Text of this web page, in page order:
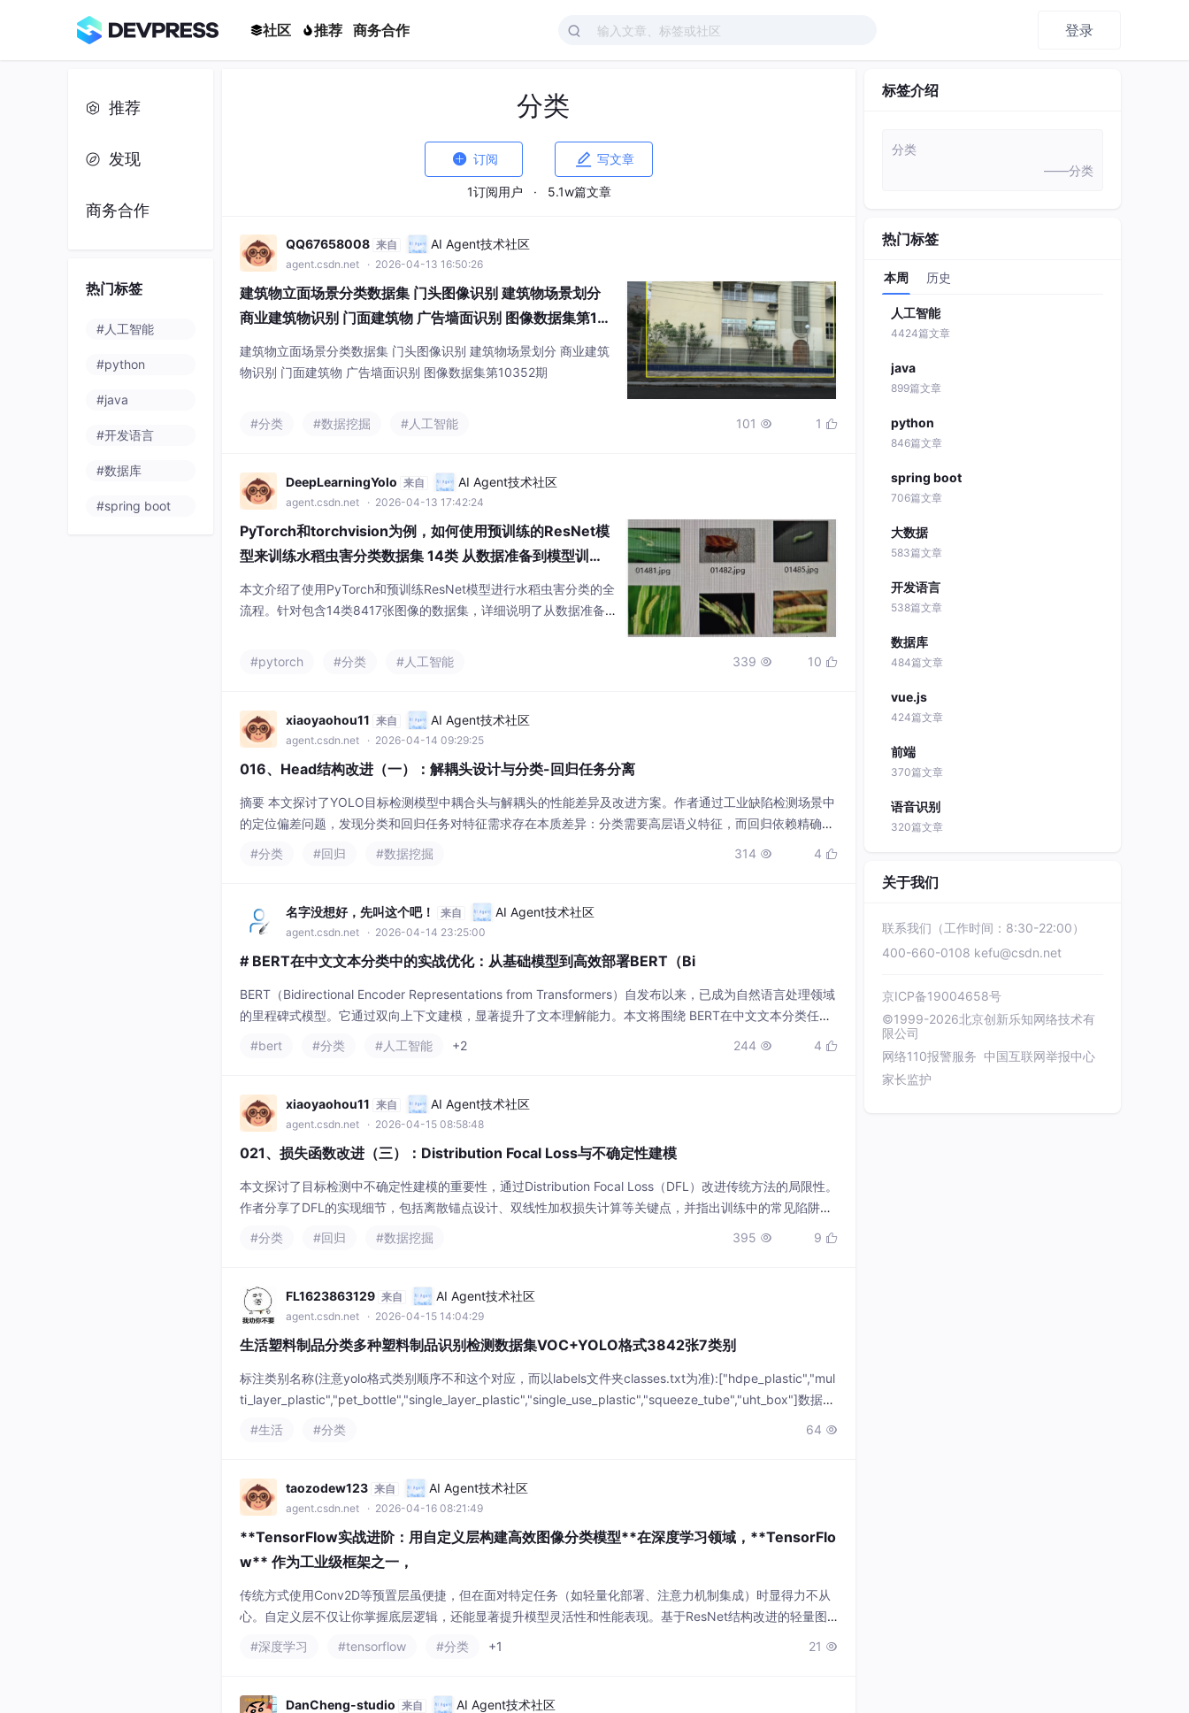
社区 推荐 商务合作 登录
推荐
发现
商务合作
热门标签
#人工智能
#python
#java
#开发语言
#数据库
#spring boot
分类
 订阅  写文章
1订阅用户 · 5.1w篇文章
QQ67658008 来自 AI Agent技术社区
agent.csdn.net · 2026-04-13 16:50:26
建筑物立面场景分类数据集 门头图像识别 建筑物场景划分
商业建筑物识别 门面建筑物 广告墙面识别 图像数据集第103
52期
建筑物立面场景分类数据集 门头图像识别 建筑物场景划分 商业建筑
物识别 门面建筑物 广告墙面识别 图像数据集第10352期
#分类 #数据挖掘 #人工智能 101  1 
DeepLearningYolo 来自 AI Agent技术社区
agent.csdn.net · 2026-04-13 17:42:24
PyTorch和torchvision为例，如何使用预训练的ResNet模
型来训练水稻虫害分类数据集 14类 从数据准备到模型训
练、评估全流程
本文介绍了使用PyTorch和预训练ResNet模型进行水稻虫害分类的全
流程。针对包含14类8417张图像的数据集，详细说明了从数据准备
eFolder加载数据；接着定义基于ResNet18的模型架构，修改最后一
层适配14类分类任务；最后展示了完整的训练流程，包括损失函数、
现水
#pytorch #分类 #人工智能 339  10 
xiaoyaohou11 来自 AI Agent技术社区
agent.csdn.net · 2026-04-14 09:29:25
016、Head结构改进（一）：解耦头设计与分类-回归任务分离
摘要 本文探讨了YOLO目标检测模型中耦合头与解耦头的性能差异及改进方案。作者通过工业缺陷检测场景中
的定位偏差问题，发现分类和回归任务对特征需求存在本质差异：分类需要高层语义特征，而回归依赖精确空
间信息。文章详细展示了从耦合头到解耦头的代码改造过程，包括中间共享层设计、objectness分离等关键
#分类 #回归 #数据挖掘 314  4 
名字没想好，先叫这个吧！ 来自 AI Agent技术社区
agent.csdn.net · 2026-04-14 23:25:00
# BERT在中文文本分类中的实战优化：从基础模型到高效部署BERT（Bi
BERT（Bidirectional Encoder Representations from Transformers）自发布以来，已成为自然语言处理领域
的里程碑式模型。它通过双向上下文建模，显著提升了文本理解能力。本文将围绕 BERT在中文文本分类任务
中的实际应用与性能优化 展开，结合真实项目经验，分享如何从零搭建一套高精度、低延迟的中文文本分类系
#bert #分类 #人工智能 +2 244  4 
xiaoyaohou11 来自 AI Agent技术社区
agent.csdn.net · 2026-04-15 08:58:48
021、损失函数改进（三）：Distribution Focal Loss与不确定性建模
本文探讨了目标检测中不确定性建模的重要性，通过Distribution Focal Loss（DFL）改进传统方法的局限性。
作者分享了DFL的实现细节，包括离散锚点设计、双线性加权损失计算等关键点，并指出训练中的常见陷阱
（如初始化、标签平滑等）。DFL不仅能输出预测期望值，还能提供方差作为不确定性度量，可应用于动态阈
#分类 #回归 #数据挖掘 395  9 
FL1623863129 来自 AI Agent技术社区
agent.csdn.net · 2026-04-15 14:04:29
生活塑料制品分类多种塑料制品识别检测数据集VOC+YOLO格式3842张7类别
标注类别名称(注意yolo格式类别顺序不和这个对应，而以labels文件夹classes.txt为准):["hdpe_plastic","mul
ti_layer_plastic","pet_bottle","single_layer_plastic","single_use_plastic","squeeze_tube","uht_box"]数据集
格式：Pascal VOC格式+YOLO格式(不包
#生活 #分类 64 
taozodew123 来自 AI Agent技术社区
agent.csdn.net · 2026-04-16 08:21:49
**TensorFlow实战进阶：用自定义层构建高效图像分类模型**在深度学习领域，**TensorFlo
w** 作为工业级框架之一，
传统方式使用Conv2D等预置层虽便捷，但在面对特定任务（如轻量化部署、注意力机制集成）时显得力不从
心。自定义层不仅让你掌握底层逻辑，还能显著提升模型灵活性和性能表现。基于ResNet结构改进的轻量图
像分类器，目标是在保持准确率的同时减少参数量。# 卷积路径strides=1,# 下采样路径（用于匹配维度）x =
#深度学习 #tensorflow #分类 +1 21 
DanCheng-studio 来自 AI Agent技术社区
标签介绍
分类
——分类
热门标签
本周 历史
人工智能
4424篇文章
java
899篇文章
python
846篇文章
spring boot
706篇文章
大数据
583篇文章
开发语言
538篇文章
数据库
484篇文章
vue.js
424篇文章
前端
370篇文章
语音识别
320篇文章
关于我们
联系我们（工作时间：8:30-22:00）
400-660-0108 kefu@csdn.net
京ICP备19004658号
©1999-2026北京创新乐知网络技术有
限公司
网络110报警服务 中国互联网举报中心
家长监护